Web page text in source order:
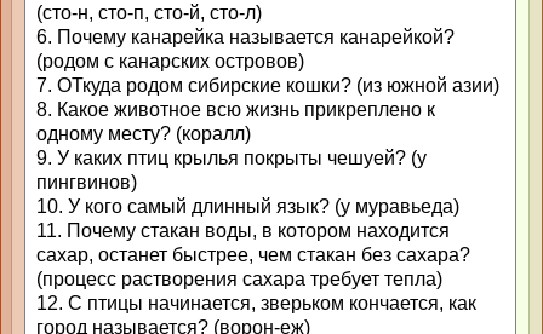
(сто-н, сто-п, сто-й, сто-л)
6. Почему канарейка называется канарейкой?
(родом с канарских островов)
7. ОТкуда родом сибирские кошки? (из южной азии)
8. Какое животное всю жизнь прикреплено к
одному месту? (коралл)
9. У каких птиц крылья покрыты чешуей? (у
пингвинов)
10. У кого самый длинный язык? (у муравьеда)
11. Почему стакан воды, в котором находится
сахар, останет быстрее, чем стакан без сахара?
(процесс растворения сахара требует тепла)
12. С птицы начинается, зверьком кончается, как
город называется? (ворон-еж)